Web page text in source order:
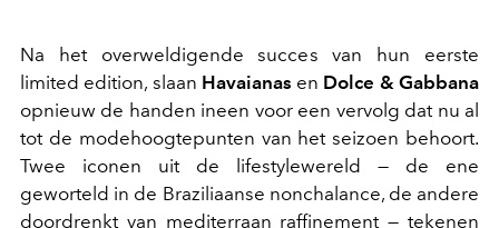
Na het overweldigende succes van hun eerste
limited edition, slaan Havaianas en Dolce & Gabbana
opnieuw de handen ineen voor een vervolg dat nu al
tot de modehoogtepunten van het seizoen behoort.
Twee iconen uit de lifestylewereld — de ene
geworteld in de Braziliaanse nonchalance, de andere
doordrenkt van mediterraan raffinement — tekenen